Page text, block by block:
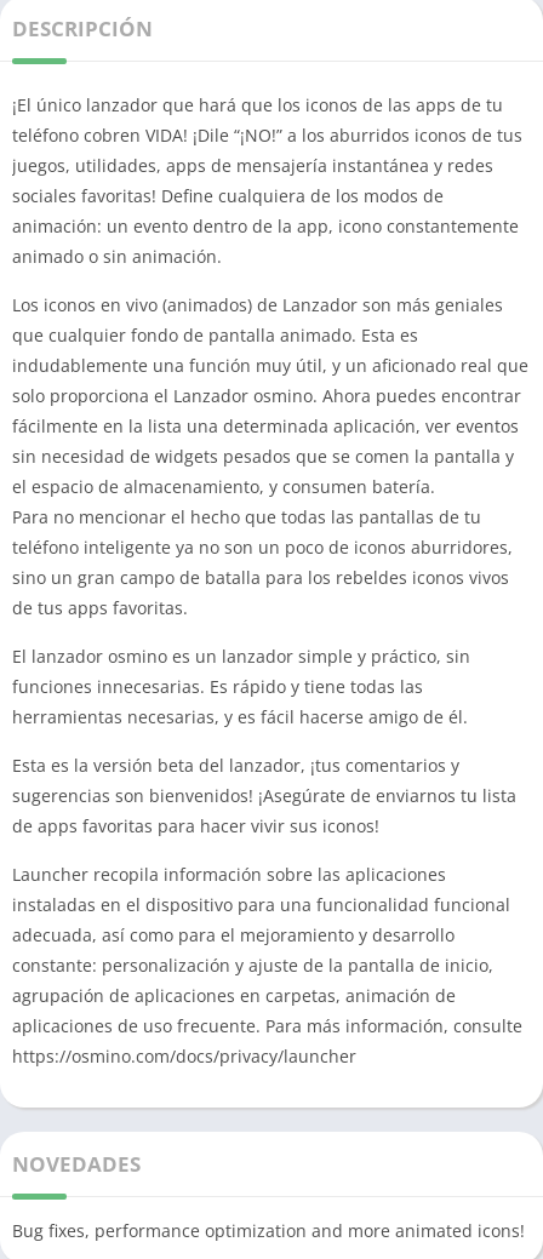
DESCRIPCIÓN
¡El único lanzador que hará que los iconos de las apps de tu
teléfono cobren VIDA! ¡Dile “¡NO!” a los aburridos iconos de tus
juegos, utilidades, apps de mensajería instantánea y redes
sociales favoritas! Define cualquiera de los modos de
animación: un evento dentro de la app, icono constantemente
animado o sin animación.
Los iconos en vivo (animados) de Lanzador son más geniales
que cualquier fondo de pantalla animado. Esta es
indudablemente una función muy útil, y un aficionado real que
solo proporciona el Lanzador osmino. Ahora puedes encontrar
fácilmente en la lista una determinada aplicación, ver eventos
sin necesidad de widgets pesados que se comen la pantalla y
el espacio de almacenamiento, y consumen batería.
Para no mencionar el hecho que todas las pantallas de tu
teléfono inteligente ya no son un poco de iconos aburridores,
sino un gran campo de batalla para los rebeldes iconos vivos
de tus apps favoritas.
El lanzador osmino es un lanzador simple y práctico, sin
funciones innecesarias. Es rápido y tiene todas las
herramientas necesarias, y es fácil hacerse amigo de él.
Esta es la versión beta del lanzador, ¡tus comentarios y
sugerencias son bienvenidos! ¡Asegúrate de enviarnos tu lista
de apps favoritas para hacer vivir sus iconos!
Launcher recopila información sobre las aplicaciones
instaladas en el dispositivo para una funcionalidad funcional
adecuada, así como para el mejoramiento y desarrollo
constante: personalización y ajuste de la pantalla de inicio,
agrupación de aplicaciones en carpetas, animación de
aplicaciones de uso frecuente. Para más información, consulte
https://osmino.com/docs/privacy/launcher
NOVEDADES
Bug fixes, performance optimization and more animated icons!